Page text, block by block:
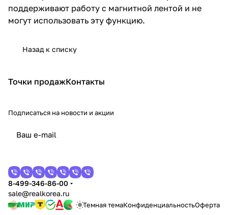
поддерживают работу с магнитной лентой и не
могут использовать эту функцию.
Назад к списку
Точки продажКонтакты
Подписаться на новости и акции
8-499-346-86-00
sale@realkorea.ru
Темная темаКонфиденциальностьОферта